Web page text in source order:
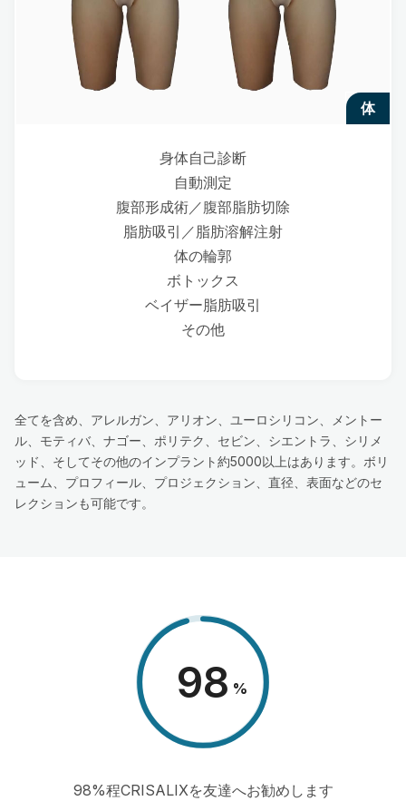
体
身体自己診断
自動測定
腹部形成術／腹部脂肪切除
脂肪吸引／脂肪溶解注射
体の輪郭
ボトックス
ベイザー脂肪吸引
その他
全てを含め、アレルガン、アリオン、ユーロシリコン、メントー
ル、モティバ、ナゴー、ポリテク、セビン、シエントラ、シリメ
ッド、そしてその他のインプラント約5000以上はあります。ボリ
ューム、プロフィール、プロジェクション、直径、表面などのセ
レクションも可能です。
98 %
98%程CRISALIXを友達へお勧めします